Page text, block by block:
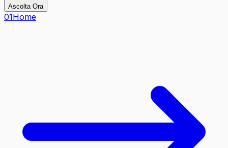
Ascolta Ora
01Home